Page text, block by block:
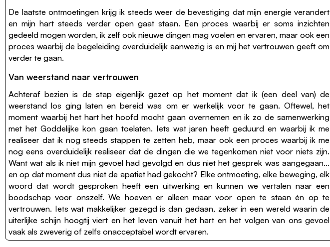
De laatste ontmoetingen krijg ik steeds weer de bevestiging dat mijn energie verandert
en mijn hart steeds verder open gaat staan. Een proces waarbij er soms inzichten
gedeeld mogen worden, ik zelf ook nieuwe dingen mag voelen en ervaren, maar ook een
proces waarbij de begeleiding overduidelijk aanwezig is en mij het vertrouwen geeft om
verder te gaan.
Van weerstand naar vertrouwen
Achteraf bezien is de stap eigenlijk gezet op het moment dat ik (een deel van) de
weerstand los ging laten en bereid was om er werkelijk voor te gaan. Oftewel, het
moment waarbij het hart het hoofd mocht gaan overnemen en ik zo de samenwerking
met het Goddelijke kon gaan toelaten. Iets wat jaren heeft geduurd en waarbij ik me
realiseer dat ik nog steeds stappen te zetten heb, maar ook een proces waarbij ik me
nog eens overduidelijk realiseer dat de dingen die we tegenkomen niet voor niets zijn.
Want wat als ik niet mijn gevoel had gevolgd en dus niet het gesprek was aangegaan…
en op dat moment dus niet de apatiet had gekocht? Elke ontmoeting, elke beweging, elk
woord dat wordt gesproken heeft een uitwerking en kunnen we vertalen naar een
boodschap voor onszelf. We hoeven er alleen maar voor open te staan én op te
vertrouwen. Iets wat makkelijker gezegd is dan gedaan, zeker in een wereld waarin de
uiterlijke schijn hoogtij viert en het leven vanuit het hart en het volgen van ons gevoel
vaak als zweverig of zelfs onacceptabel wordt ervaren.